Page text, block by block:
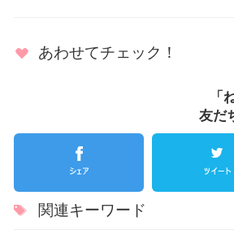
あわせてチェック！
「
友だ
関連キーワード